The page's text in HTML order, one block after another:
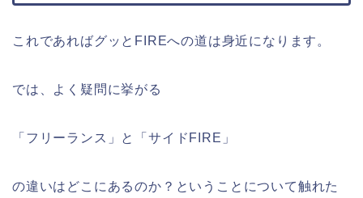
これであればグッとFIREへの道は身近になります。
では、よく疑問に挙がる
「フリーランス」と「サイドFIRE」
の違いはどこにあるのか？ということについて触れた